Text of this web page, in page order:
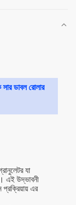
ডাবল রোলার
যা
এই উদ্ভাবনী
প্রক্রিয়ায় এর